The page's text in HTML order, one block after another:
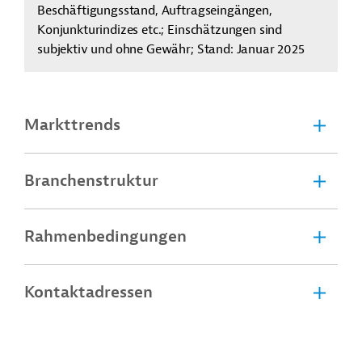
Beschäftigungsstand, Auftragseingängen,
Konjunkturindizes etc.; Einschätzungen sind
subjektiv und ohne Gewähr; Stand: Januar 2025
Markttrends
Branchenstruktur
Rahmenbedingungen
Kontaktadressen